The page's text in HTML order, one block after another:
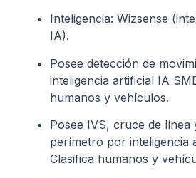
Inteligencia: Wizsense
IA).
Posee detección de
inteligencia artificial IA
humanos y vehículos.
Posee IVS, cruce de línea
perímetro por inteligencia
Clasifica humanos y